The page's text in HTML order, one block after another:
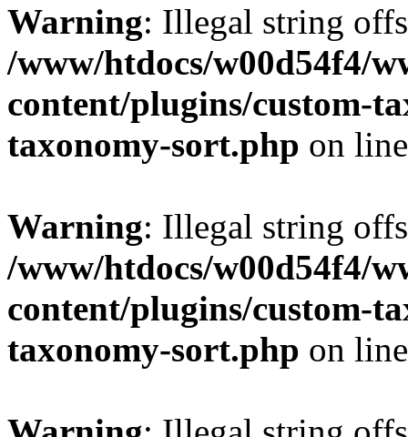
Warning: Illegal string
/www/htdocs/w00d54f4/
content/plugins/custom-
taxonomy-sort.php on
Warning: Illegal string
/www/htdocs/w00d54f4/
content/plugins/custom-
taxonomy-sort.php on